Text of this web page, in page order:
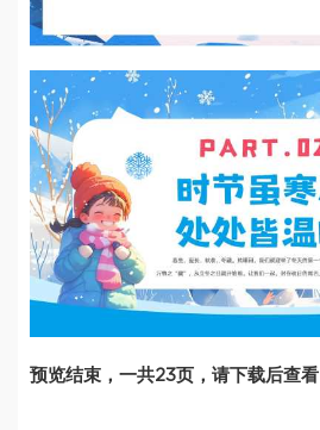
预览结束，一共23页，请下载后查看